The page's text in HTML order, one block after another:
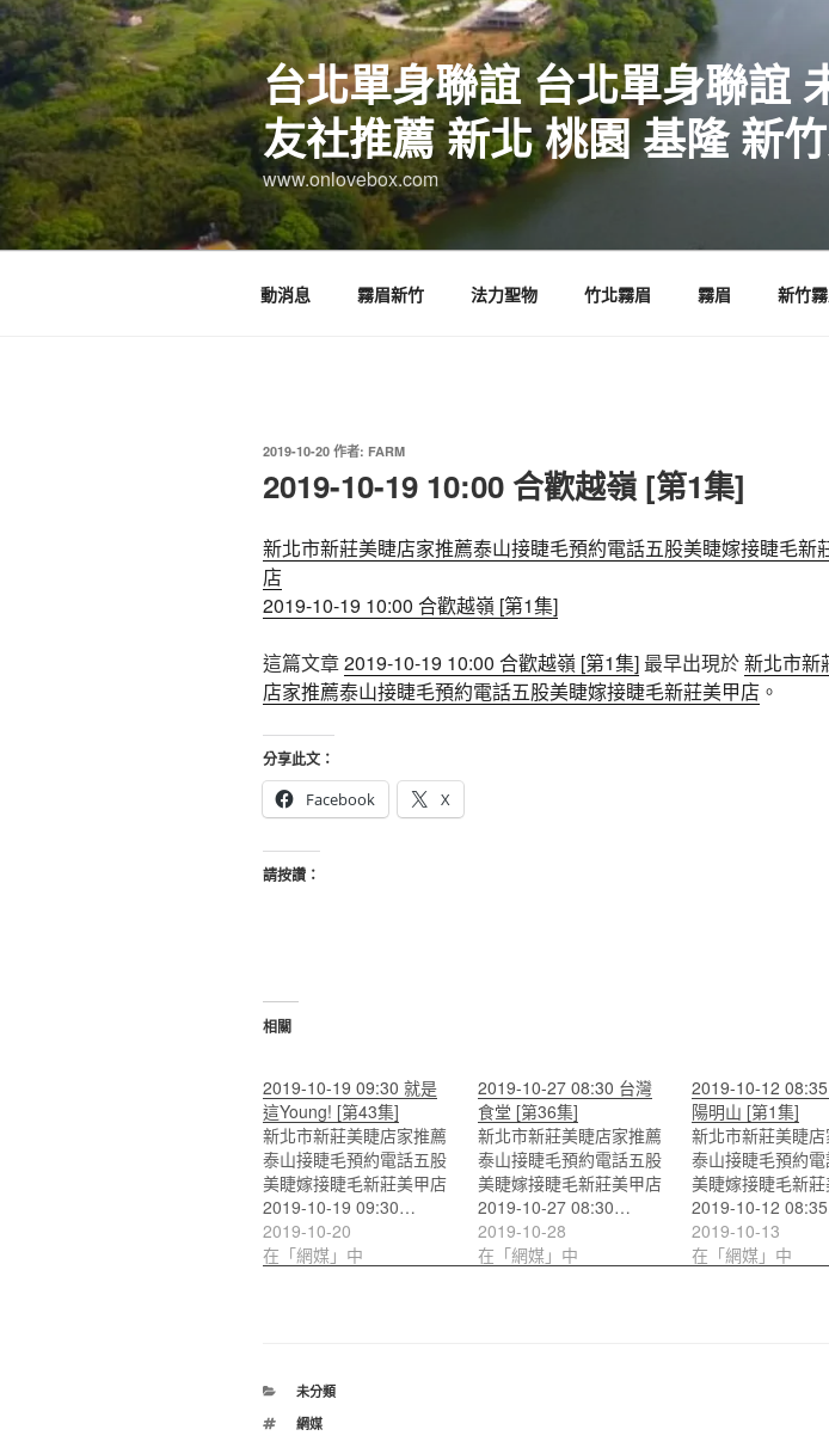
跳
至
主
要
內
容
台北單身聯誼 台北單身聯誼
友社推薦 新北 桃園 基隆 新
www.onlovebox.com
動消息 霧眉新竹 法力聖物 竹北霧眉 霧眉 新竹
發
於
2019-10-20 作者: FARM
2019-10-19 10:00 合歡越嶺 [第1集]
新北市新莊美睫店家推薦泰山接睫毛預約電話五股美睫嫁接睫毛新
店
2019-10-19 10:00 合歡越嶺 [第1集]
這篇文章2019-10-19 10:00 合歡越嶺 [第1集] 最早出現於新北市新
店家推薦泰山接睫毛預約電話五股美睫嫁接睫毛新莊美甲店 。
分享此文：
Facebook
X
請按讚：
相關
2019-10-19 09:30 就是
這Young! [第43集]
新北市新莊美睫店家推薦
泰山接睫毛預約電話五股
美睫嫁接睫毛新莊美甲店
2019-10-19 09:30…
2019-10-20
在「網媒」中
2019-10-27 08:30 台灣
食堂 [第36集]
新北市新莊美睫店家推薦
泰山接睫毛預約電話五股
美睫嫁接睫毛新莊美甲店
2019-10-27 08:30…
2019-10-28
在「網媒」中
2019-10-12
陽明山 [第1集]
新北市新莊美睫
泰山接睫毛預約
美睫嫁接睫毛新
2019-10-12
2019-10-13
在「網媒」中
分
未分類
標
網媒